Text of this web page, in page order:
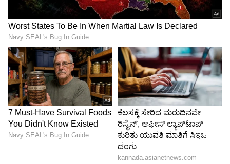
ಮೈಸೂರಿನಲ್ಲಿ ಸಚಿವರು ಇನ್ನಿತರರು
ಹೊಡೆದಾಡಿಕೊಂಡಿರುವುದು ವರ್ಗಾವಣೆ ವ್ಯವಹಾರ ದಂಧೆ
ವಿಚಾರಕ್ಕೆ ಎನ್ನುವ ಮಾಹಿತಿ ಇದೆ. ಇನ್ನೂ ಸ್ಪಷ್ಟವಾಗಿ
ಹೇಳುವುದಾದರೆ ಹಂಚಿಕೆ ವಿಚಾರಕ್ಕೆ ಹೊಡೆದಾಡಿಕೊಂಡಿದ್ದಾರೆ.
ಒಬ್ಬ ಸಚಿವರನ್ನು ಬಹಿರಂಗವಾಗಿ ಹೊಡೆಯುತ್ತಾರೆಂದರೆ ಈ
ರಾಜ್ಯದ ಸ್ಥಿತಿ ಎಲ್ಲಿಗೆ ಬಂದಿದೆ ಎಂಬುದು ಗಮನಿಸಬೇಕು
ಎಂದು ಕೇಂದ್ರ ಸಚಿವ ಕುಮಾರಸ್ವಾಮಿ ತಿಳಿಸಿದ್ದಾರೆ.
ಬಿಎಸ್‌ವೈ, ರಾಮುಲು ವಿರುದ್ಧ ಪ್ರಾಸಿಕ್ಯೂಷನ್ ಗೆ
ಶಿಫಾರಸು ರಾಜಕೀಯ ದುರುದ್ದೇಶ: ಎಚ್‌ಡಿಕೆ